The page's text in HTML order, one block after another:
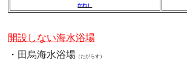
かわ）
開設しない海水浴場
・田烏海水浴場 （たがらす）